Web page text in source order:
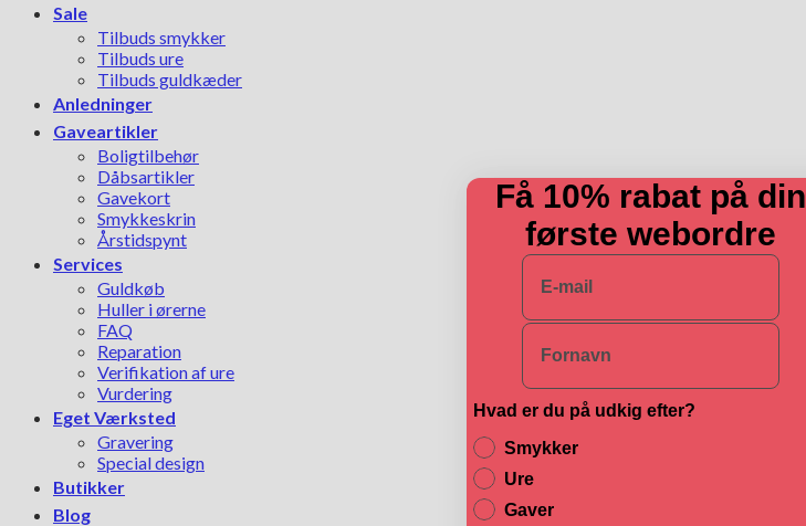
Sale
Tilbuds smykker
Tilbuds ure
Tilbuds guldkæder
Anledninger
Gaveartikler
Boligtilbehør
Dåbsartikler
Gavekort
Smykkeskrin
Årstidspynt
Services
Guldkøb
Huller i ørerne
FAQ
Reparation
Verifikation af ure
Vurdering
Eget Værksted
Gravering
Special design
Butikker
Blog
Få 10% rabat på din
første webordre
E-mail
Navn
Hvad er du på udkig efter?
Smykker
Ure
Gaver